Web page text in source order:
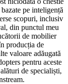
pe inteligență
scopuri, inclusiv
din punctul meu
de mobilier
producția de
valoare adăugată
pentru aceste
de specialiști,